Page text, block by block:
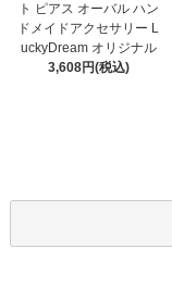
ト ピアス オーバル ハン
ドメイドアクセサリー L
uckyDream オリジナル
3,608円(税込)